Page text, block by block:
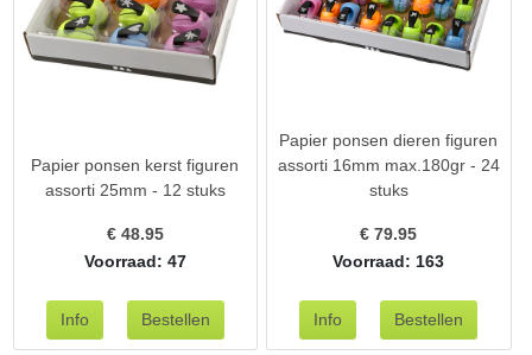
Papier ponsen kerst figuren
assorti 25mm - 12 stuks
€ 48.95
Voorraad: 47
Papier ponsen dieren figuren
assorti 16mm max.180gr - 24
stuks
€79.95
Voorraad: 163